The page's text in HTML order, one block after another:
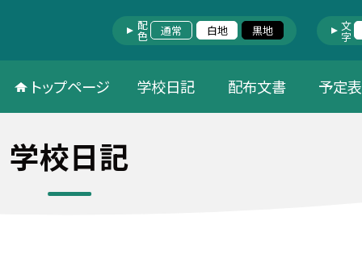
配色 通常 白地 黒地 文字
トップページ 学校日記 配布文書 予定表
学校日記